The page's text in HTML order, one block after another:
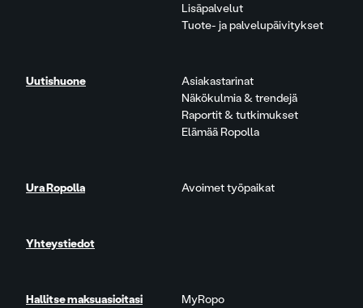
Lisäpalvelut
Tuote- ja palvelupäivitykset
Uutishuone
Asiakastarinat
Näkökulmia & trendejä
Raportit & tutkimukset
Elämää Ropolla
Ura Ropolla Avoimet työpaikat
Yhteystiedot
Hallitse maksuasioitasi
MyRopo